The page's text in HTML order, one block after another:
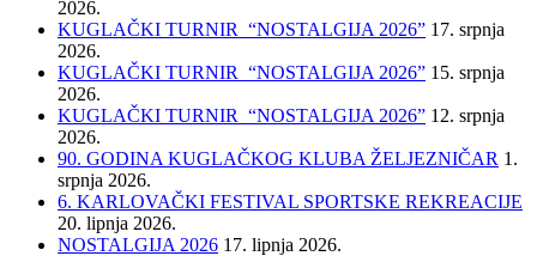
2026.
KUGLAČKI TURNIR “NOSTALGIJA 2026” 17. srpnja
2026.
KUGLAČKI TURNIR “NOSTALGIJA 2026” 15. srpnja
2026.
KUGLAČKI TURNIR “NOSTALGIJA 2026” 12. srpnja
2026.
90. GODINA KUGLAČKOG KLUBA ŽELJEZNIČAR 1.
srpnja 2026.
6. KARLOVAČKI FESTIVAL SPORTSKE REKREACIJE
20. lipnja 2026.
NOSTALGIJA 2026 17. lipnja 2026.